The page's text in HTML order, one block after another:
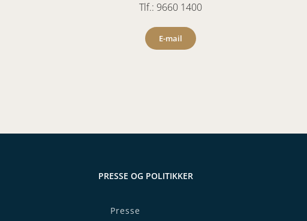
Tlf.: 9660 1400
E-mail
PRESSE OG POLITIKKER
Presse